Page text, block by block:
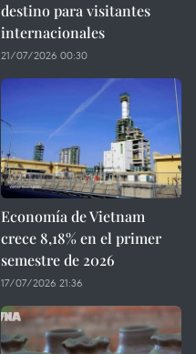
destino para visitantes
internacionales
21/07/2026 00:30
Economía de Vietnam
crece 8,18% en el primer
semestre de 2026
17/07/2026 21:36